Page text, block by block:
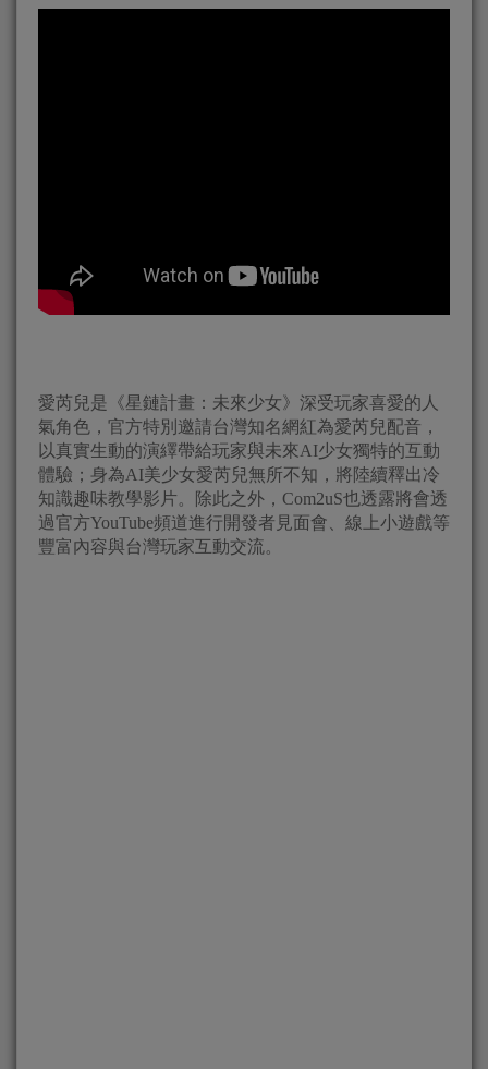
愛芮兒是《星鏈計畫：未來少女》深受玩家喜愛的人
氣角色，官方特別邀請台灣知名網紅為愛芮兒配音，
以真實生動的演繹帶給玩家與未來AI少女獨特的互動
體驗；身為AI美少女愛芮兒無所不知，將陸續釋出冷
知識趣味教學影片。除此之外，Com2uS也透露將會透
過官方YouTube頻道進行開發者見面會、線上小遊戲等
豐富內容與台灣玩家互動交流。